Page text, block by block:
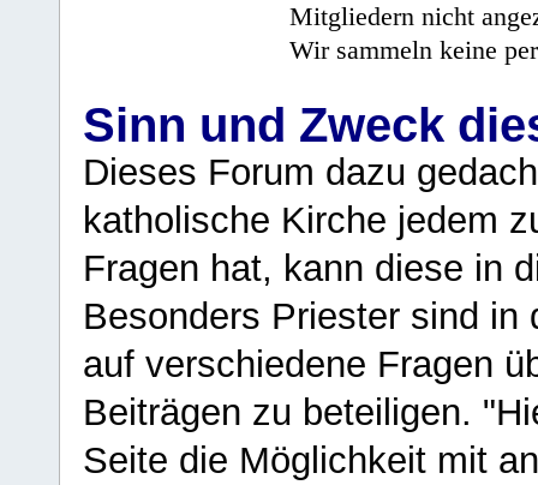
Mitgliedern nicht
Wir sammeln keine
Sinn und Zweck
Dieses Forum dazu
katholische Kirche jedem
Fragen hat, kann diese in
Besonders Priester sind in
auf verschiedene Fragen
Beiträgen zu beteiligen.
Seite die Möglichkeit mit